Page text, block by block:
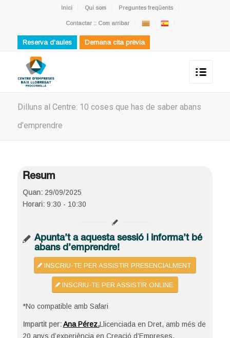
Inici Qui som Preguntes freqüents
Contactar :: Com arribar
Reserva d'aules Demana cita prèvia
Dilluns al Centre: 10 coses que has de saber abans
d’emprendre
Resum
Quan:29/09/2025
Horari:9:30 - 10:30
Apunta’t a aquesta sessió i informa’t bé
abans d’emprendre!
INSCRIU-TE PER ASSISTIR PRESENCIALMENT
INSCRIU-TE PER ASSISTIR ONLINE
*No compatible amb Safari
Impartit per:Ana Pérez.Llicenciada en Dret, amb més de
20 anys d’experiència en Creació d’Empreses.